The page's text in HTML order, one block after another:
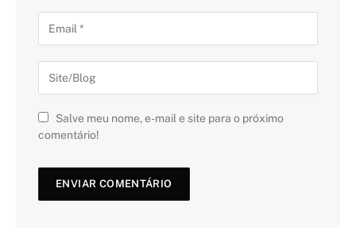
Salve meu nome, e-mail e site para o próximo
comentário!